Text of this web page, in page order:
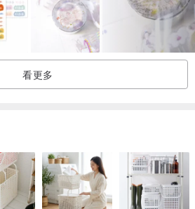
看更多